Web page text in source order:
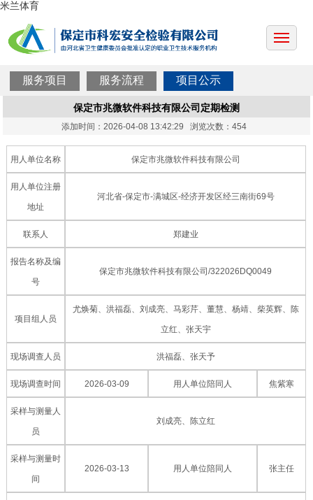
米兰体育
服务项目 服务流程 项目公示
保定市兆微软件科技有限公司定期检测
添加时间：2026-04-08 13:42:29 浏览次数：454
用人单位名称 保定市兆微软件科技有限公司
用人单位注册
地址
河北省-保定市-满城区-经济开发区经三南街69号
联系人 郑建业
报告名称及编
号
保定市兆微软件科技有限公司/322026DQ0049
项目组人员
尤焕菊、洪福磊、刘成亮、马彩芹、董慧、杨靖、柴英辉、陈
立红、张天宇
现场调查人员 洪福磊、张天予
现场调查时间 2026-03-09 用人单位陪同人 焦紫寒
采样与测量人
员
刘成亮、陈立红
采样与测量时
间
2026-03-13 用人单位陪同人 张主任